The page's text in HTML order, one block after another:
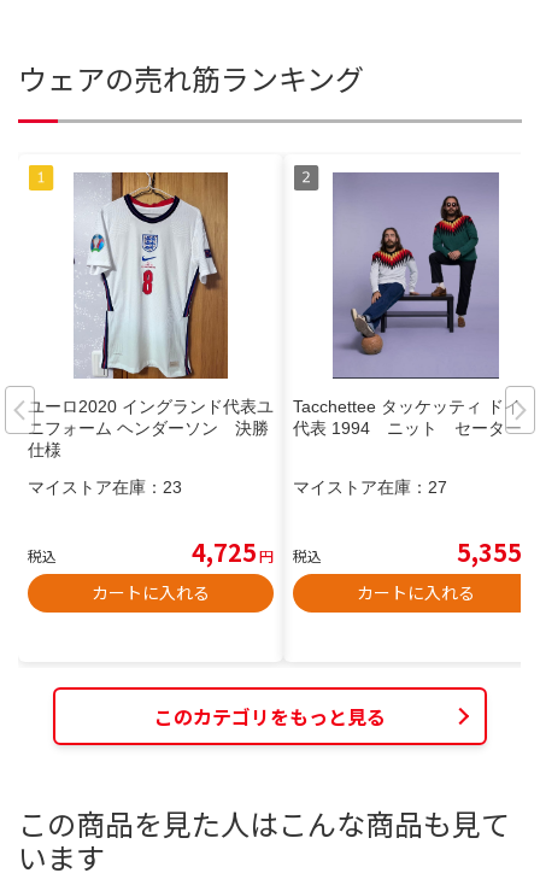
ウェアの売れ筋ランキング
ユーロ2020 イングランド代表ユ
ニフォーム ヘンダーソン 決勝
仕様
マイストア在庫： 23
税込 4,725円
カートに入れる
Tacchettee タッケッティ ドイツ
代表 1994 ニット セーター
マイストア在庫： 27
税込 5,355
カートに入れる
このカテゴリをもっと見る
この商品を見た人はこんな商品も見て
います